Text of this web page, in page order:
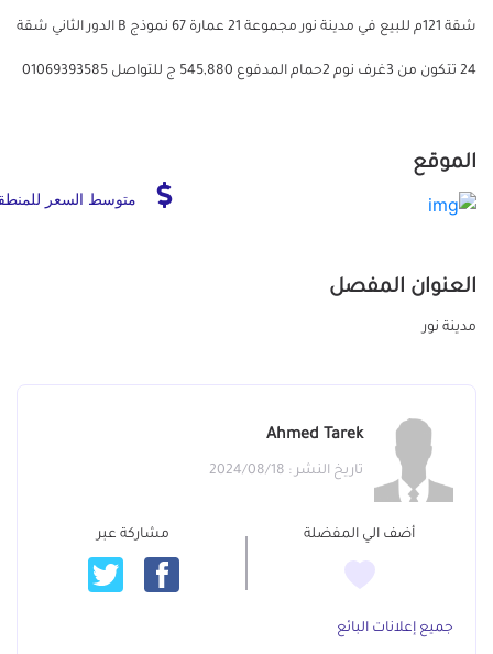
شقة 121م للبيع في مدينة نور مجموعة 21 عمارة 67 نموذج B الدور الثاني شقة
24 تتكون من 3غرف نوم 2حمام المدفوع 545,880 ج للتواصل 01069393585
الموقع
متوسط السعر
العنوان المفصل
مدينة نور
Ahmed Tarek
تاريخ النشر : 2024/08/18
أضف الي المفضلة مشاركة عبر
جميع إعلانات البائع